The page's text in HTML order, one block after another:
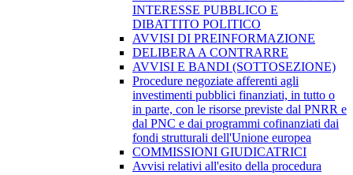
INTERESSE PUBBLICO E
DIBATTITO POLITICO
AVVISI DI PREINFORMAZIONE
DELIBERA A CONTRARRE
AVVISI E BANDI (SOTTOSEZIONE)
Procedure negoziate afferenti agli
investimenti pubblici finanziati, in tutto o
in parte, con le risorse previste dal PNRR e
dal PNC e dai programmi cofinanziati dai
fondi strutturali dell'Unione europea
COMMISSIONI GIUDICATRICI
Avvisi relativi all'esito della procedura